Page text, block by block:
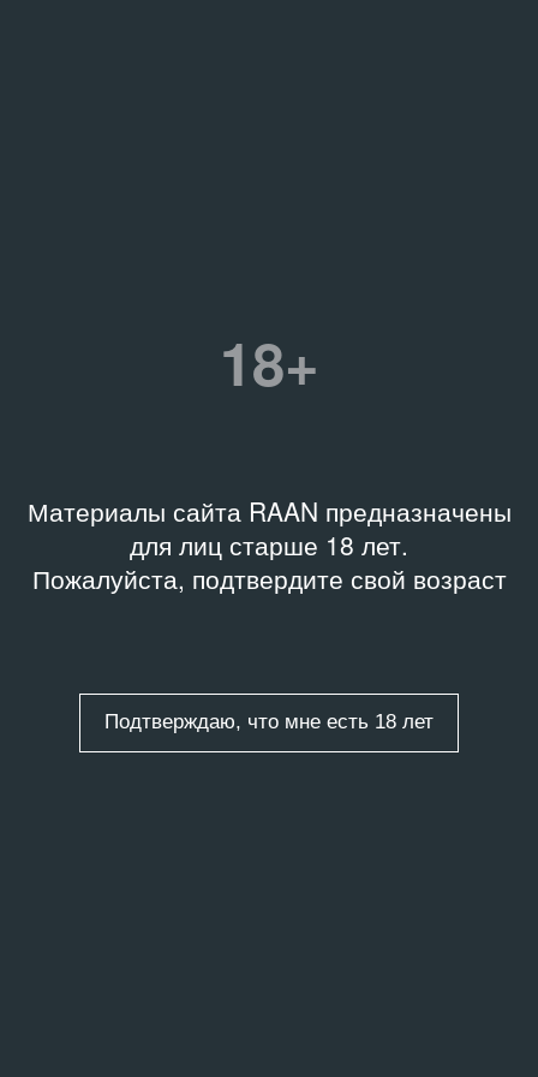
18+
Материалы сайта RAAN предназначены
для лиц старше 18 лет.
Пожалуйста, подтвердите свой возраст
Подтверждаю, что мне есть 18 лет